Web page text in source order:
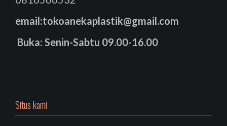
email:tokoanekaplastik@gmail.com
Buka: Senin-Sabtu 09.00-16.00
Situs kami